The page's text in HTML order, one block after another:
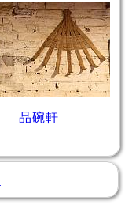
品碗軒